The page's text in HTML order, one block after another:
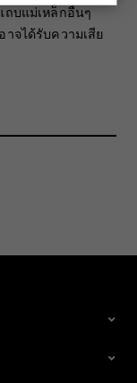
ถบแม่เหล็กอื่นๆ
จได้รับความเสีย